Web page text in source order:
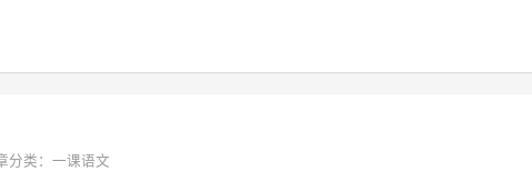
分类： 一课语文